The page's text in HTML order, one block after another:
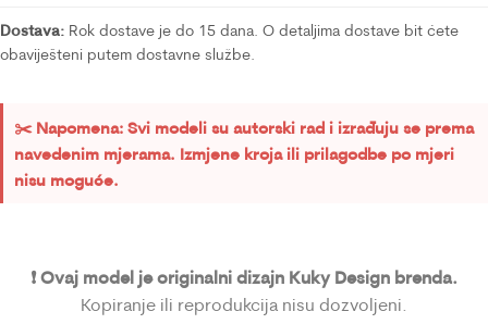
Dostava: Rok dostave je do 15 dana. O detaljima dostave bit ćete
obaviješteni putem dostavne službe.
✂️ Napomena: Svi modeli su autorski rad i izrađuju se prema
navedenim mjerama. Izmjene kroja ili prilagodbe po mjeri
nisu moguće.
❗ Ovaj model je originalni dizajn Kuky Design brenda.
Kopiranje ili reprodukcija nisu dozvoljeni.